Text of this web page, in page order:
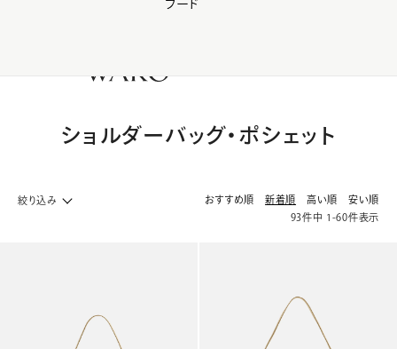
【会員様限定】夏のプレゼントキャンペーン開催中
フード
ショルダーバッグ・ポシェット
おすすめ順 新着順 高い順
安い順
93件中 1 -60件表示
絞り込み